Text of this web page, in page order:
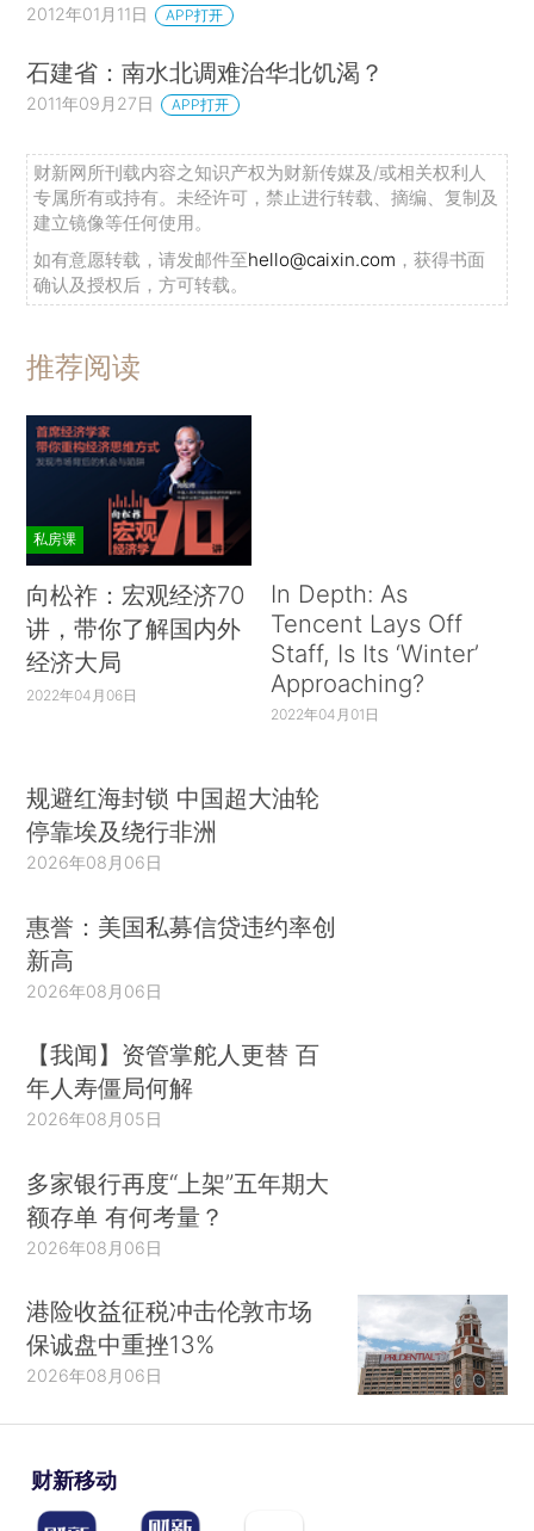
2012年01月11日 APP打开
石建省：南水北调难治华北饥渴？
2011年09月27日 APP打开
财新网所刊载内容之知识产权为财新传媒及/或相关权利人
专属所有或持有。未经许可，禁止进行转载、摘编、复制及
建立镜像等任何使用。
如有意愿转载，请发邮件至hello@caixin.com ，获得书面
确认及授权后，方可转载。
推荐阅读
私房课
向松祚：宏观经济70
讲，带你了解国内外
经济大局
2022年04月06日
In Depth: As
Tencent Lays Off
Staff, Is Its ‘Winter’
Approaching?
2022年04月01日
规避红海封锁 中国超大油轮
停靠埃及绕行非洲
2026年08月06日
惠誉：美国私募信贷违约率创
新高
2026年08月06日
【我闻】资管掌舵人更替 百
年人寿僵局何解
2026年08月05日
多家银行再度“上架”五年期大
额存单 有何考量？
2026年08月06日
港险收益征税冲击伦敦市场
保诚盘中重挫13%
2026年08月06日
财新移动